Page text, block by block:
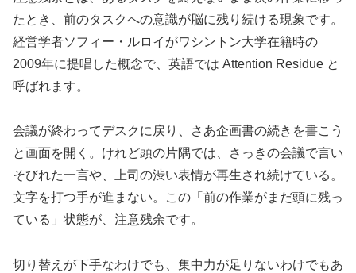
たとき、前のタスクへの意識が脳に残り続ける現象です。
経営学者ソフィー・ルロイがワシントン大学在籍時の
2009年に提唱した概念で、英語では Attention Residue と
呼ばれます。
会議が終わってデスクに戻り、さあ企画書の続きを書こう
と画面を開く。けれど頭の片隅では、さっきの会議で言い
そびれた一言や、上司の渋い表情が再生され続けている。
文字を打つ手が進まない。この「前の作業がまだ頭に残っ
ている」状態が、注意残余です。
切り替えが下手なわけでも、集中力が足りないわけでもあ